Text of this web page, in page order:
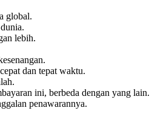
global.
lebih.
dan tepat waktu.
ini, berbeda dengan yang lain.
penawarannya.